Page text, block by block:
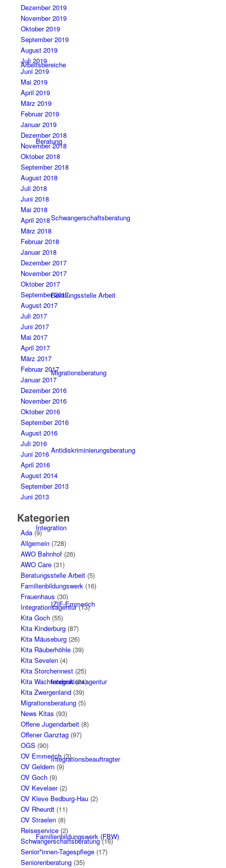
Arbeitsbereiche
Beratung
Schwangerschaftsberatung
Beratungsstelle Arbeit
Migrationsberatung
Antidiskriminierungsberatung
Integration
IZIF-Emmerich
Integrationsagentur
Integrationsbeauftragter
Familienbildungswerk (FBW)
Dezember 2019
November 2019
Oktober 2019
September 2019
August 2019
Juli 2019
Juni 2019
Mai 2019
April 2019
März 2019
Februar 2019
Januar 2019
Dezember 2018
November 2018
Oktober 2018
September 2018
August 2018
Juli 2018
Juni 2018
Mai 2018
April 2018
März 2018
Februar 2018
Januar 2018
Dezember 2017
November 2017
Oktober 2017
September 2017
August 2017
Juli 2017
Juni 2017
Mai 2017
April 2017
März 2017
Februar 2017
Januar 2017
Dezember 2016
November 2016
Oktober 2016
September 2016
August 2016
Juli 2016
Juni 2016
April 2016
August 2014
September 2013
Juni 2013
Kategorien
Ada(9)
Allgemein(728)
AWO Bahnhof(26)
AWO Care(31)
Beratungsstelle Arbeit(5)
Familienbildungswerk(16)
Frauenhaus (30)
Integrationsagentur(13)
Kita Goch(55)
Kita Kinderburg(87)
Kita Mäuseburg(26)
Kita Räuberhöhle(39)
Kita Sevelen(4)
Kita Storchennest(25)
Kita Wachtendonk(24)
Kita Zwergenland(39)
Migrationsberatung(5)
News Kitas (93)
Offene Jugendarbeit(8)
Offener Ganztag(97)
OGS (90)
OV Emmerich(3)
OV Geldern(9)
OV Goch(9)
OV Kevelaer(2)
OV Kleve Bedburg-Hau(2)
OV Rheurdt(11)
OV Straelen(8)
Reiseservice(2)
Schwangerschaftsberatung(16)
Senior*innen-Tagespflege(17)
Seniorenberatung(35)